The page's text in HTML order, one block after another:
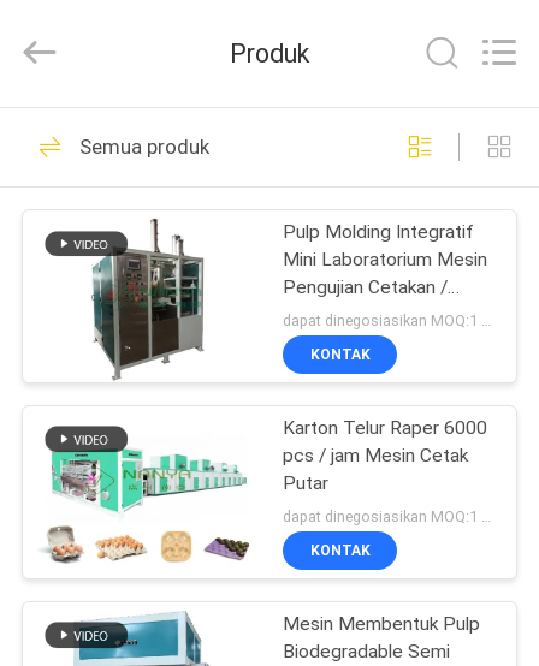
RUMAH
PRODUK
VIDEO
TAMPILAN
VR
TENTANG
KAMI
TUR
PABRIK
Equipment
Rights
Peralatan
Pembuatan Pulp
64
Kertas mesin Pulp
Molding
39
Produk
Semua produk
Pulp Molding Integratif
Mini Laboratorium Mesin
Pengujian Cetakan /
Produk
dapat dinegosiasikan MOQ:1 UNIT
KONTAK
Karton Telur Raper 6000
pcs / jam Mesin Cetak
Putar
KONTAK
Mesin Membentuk Pulp
Biodegradable Semi